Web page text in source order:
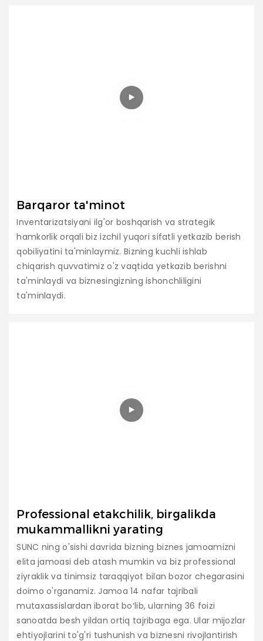
Barqaror ta'minot
Inventarizatsiyani ilg'or boshqarish va strategik
hamkorlik orqali biz izchil yuqori sifatli yetkazib berish
qobiliyatini ta'minlaymiz. Bizning kuchli ishlab
chiqarish quvvatimiz o'z vaqtida yetkazib berishni
ta'minlaydi va biznesingizning ishonchliligini
ta'minlaydi.
Professional etakchilik, birgalikda
mukammallikni yarating
SUNC ning o'sishi davrida bizning biznes jamoamizni
elita jamoasi deb atash mumkin va biz professional
ziyraklik va tinimsiz taraqqiyot bilan bozor chegarasini
doimo o'rganamiz. Jamoa 14 nafar tajribali
mutaxassislardan iborat bo‘lib, ularning 36 foizi
sanoatda besh yildan ortiq tajribaga ega. Ular mijozlar
ehtiyojlarini to'g'ri tushunish va biznesni rivojlantirish